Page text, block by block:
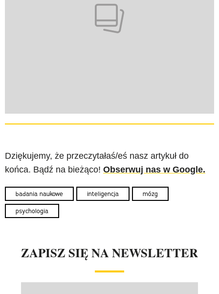
Dziękujemy, że przeczytałaś/eś nasz artykuł do
końca. Bądź na bieżąco! Obserwuj nas w Google.
badania naukowe inteligencja mózg
psychologia
ZAPISZ SIĘ NA NEWSLETTER